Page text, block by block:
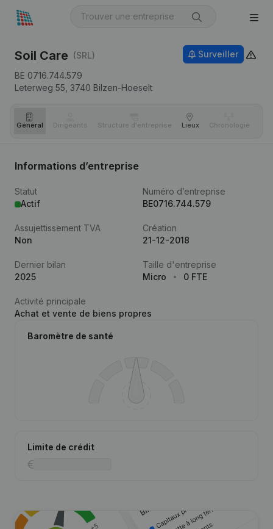
Soil Care (SRL)
BE 0716.744.579
Leterweg 55, 3740 Bilzen-Hoeselt
Surveiller
Général Dirigeants Structure d'entreprise Lieux Chronologie
Informations d’entreprise
Statut
Actif
Numéro d’entreprise
BE0716.744.579
Assujettissement TVA
Non
Création
21-12-2018
Dernier bilan
2025
Taille d'entreprise
Micro
0 FTE
Activité principale
Achat et vente de biens propres
Baromètre de santé
Limite de crédit